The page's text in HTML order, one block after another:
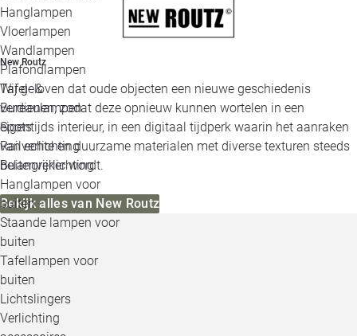
Hanglampen
Vloerlampen
Wandlampen
Plafondlampen
Tafel- &
Bureaulampen
Spots
Railverlichting
Buitenverlichting
Hanglampen voor
buiten
Staande lampen voor
buiten
Tafellampen voor
buiten
Lichtslingers
Verlichting
New Routz
Wij geloven dat oude objecten een nieuwe geschiedenis
verdienen, zodat deze opnieuw kunnen wortelen in een
eigentijds interieur, in een digitaal tijdperk waarin het aanraken
van echte en duurzame materialen met diverse texturen steeds
belangrijker wordt.
Bekijk alles van New Routz